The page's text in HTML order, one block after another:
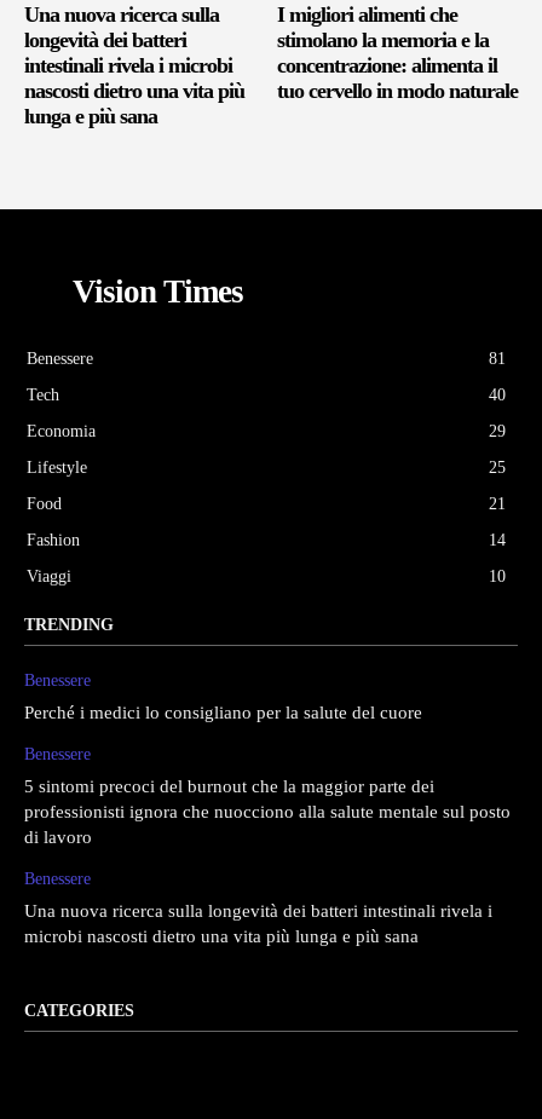
Una nuova ricerca sulla
longevità dei batteri
intestinali rivela i microbi
nascosti dietro una vita più
lunga e più sana
I migliori alimenti che
stimolano la memoria e la
concentrazione: alimenta il
tuo cervello in modo naturale
Vision Times
Benessere
81
Tech
40
Economia
29
Lifestyle
25
Food
21
Fashion
14
Viaggi
10
TRENDING
Benessere
Perché i medici lo consigliano per la salute del cuore
Benessere
5 sintomi precoci del burnout che la maggior parte dei
professionisti ignora che nuocciono alla salute mentale sul posto
di lavoro
Benessere
Una nuova ricerca sulla longevità dei batteri intestinali rivela i
microbi nascosti dietro una vita più lunga e più sana
CATEGORIES